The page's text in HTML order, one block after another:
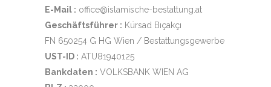
E-Mail : office@islamische-bestattung.at
Geschäftsführer : Kürsad Bıçakçı
FN 650254 G HG Wien / Bestattungsgewerbe
UST-ID : ATU81940125
Bankdaten : VOLKSBANK WIEN AG